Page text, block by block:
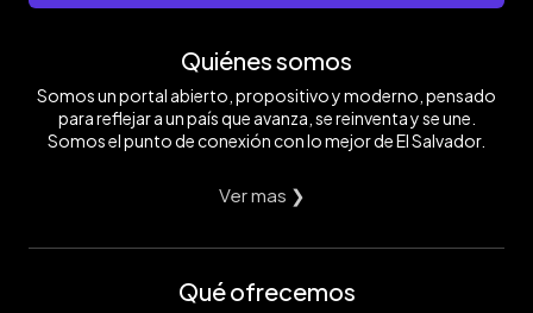
Quiénes somos
Somos un portal abierto, propositivo y moderno, pensado
para reflejar a un país que avanza, se reinventa y se une.
Somos el punto de conexión con lo mejor de El Salvador.
Ver mas ❯
Qué ofrecemos